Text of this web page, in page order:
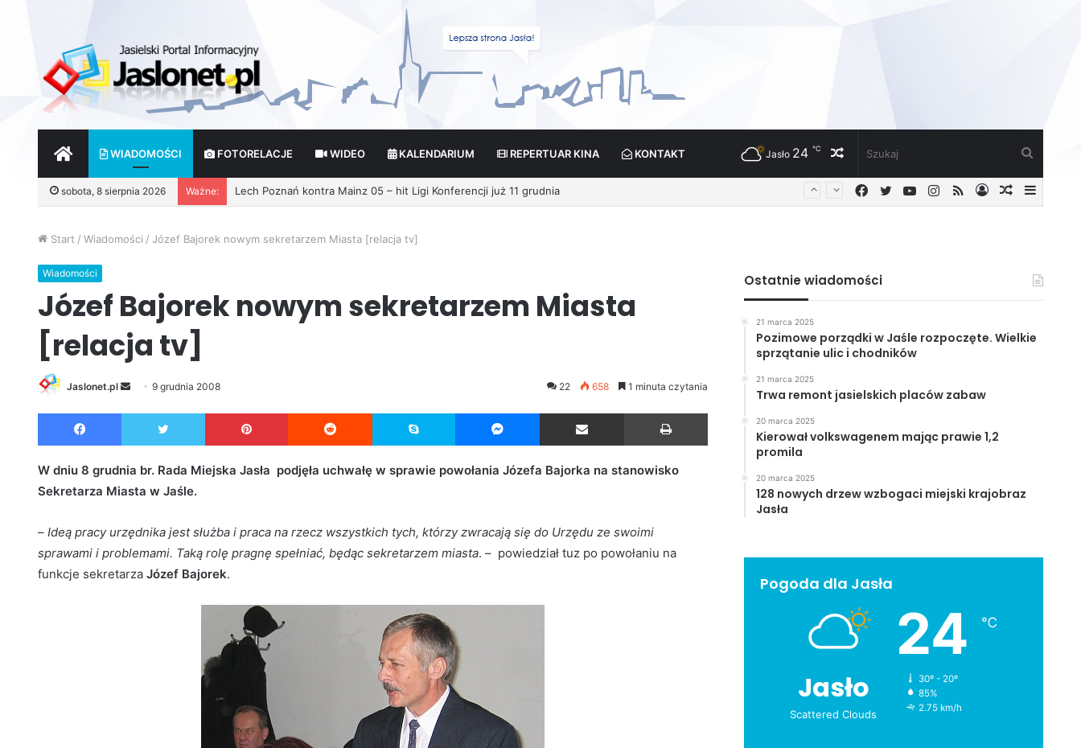
START WIADOMOŚCI FOTORELACJE WIDEO KALENDARIUM REPERTUAR KINA KONTAKT Losowy
artykuł
Jasło 24 ℃
sobota, 8 sierpnia 2026 Ważne:
Losowy
Zaloguj
RSS
Instagram
YouTube
Twitter
Facebook
Start / Wiadomości / Józef Bajorek nowym sekretarzem Miasta [relacja tv]
Wiadomości
Józef Bajorek nowym sekretarzem Miasta
[relacja tv]
Jaslonet.pl
d
a
l
9 grudnia 2008 22 658 1 minuta czytania
Facebook Twitter Pinterest Reddit Skype Messenger Udostępnij przez Email
W dniu 8 grudnia br. Rada Miejska Jasła podjęła uchwałę w sprawie powołania Józefa Bajorka na stanowisko
Sekretarza Miasta w Jaśle.
– Ideą pracy urzędnika jest służba i praca na rzecz wszystkich tych, którzy zwracają się do Urzędu ze swoimi
sprawami i problemami. Taką rolę pragnę spełniać, będąc sekretarzem miasta. – powiedział tuz po powołaniu na
funkcje sekretarza Józef Bajorek.
Ostatnie wiadomości
21 marca 2025
Pozimowe porządki w Jaśle rozpoczęte. Wielkie
sprzątanie ulic i chodników
21 marca 2025
Trwa remont jasielskich placów zabaw
20 marca 2025
Kierował volkswagenem mając prawie 1,2
promila
20 marca 2025
128 nowych drzew wzbogaci miejski krajobraz
Jasła
Pogoda dla Jasła
Jasło
Scattered Clouds
24 ℃
30º - 20º
85%
2.75 km/h